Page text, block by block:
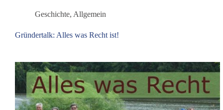
der
Ukraine
Geschichte, Allgemein
Gründertalk: Alles was Recht ist!